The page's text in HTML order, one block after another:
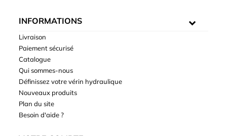
INFORMATIONS
Livraison
Paiement sécurisé
Catalogue
Qui sommes-nous
Définissez votre vérin hydraulique
Nouveaux produits
Plan du site
Besoin d'aide ?